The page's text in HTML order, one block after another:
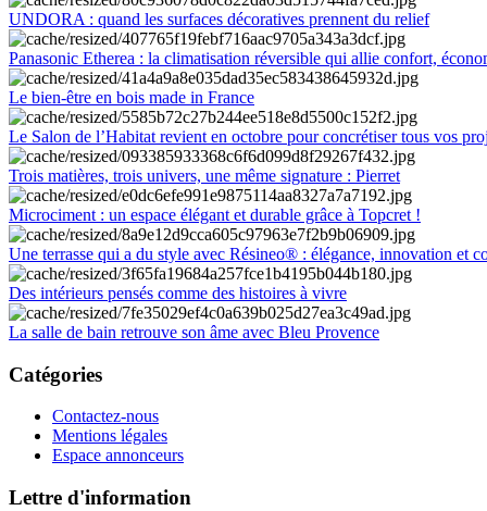
UNDORA : quand les surfaces décoratives prennent du relief
Panasonic Etherea : la climatisation réversible qui allie confort,
Le bien-être en bois made in France
Le Salon de l’Habitat revient en octobre pour concrétiser tous vos
Trois matières, trois univers, une même signature : Pierret
Microciment : un espace élégant et durable grâce à Topcret !
Une terrasse qui a du style avec Résineo® : élégance, innovation et
Des intérieurs pensés comme des histoires à vivre
La salle de bain retrouve son âme avec Bleu Provence
Catégories
Contactez-nous
Mentions légales
Espace annonceurs
Lettre d'information